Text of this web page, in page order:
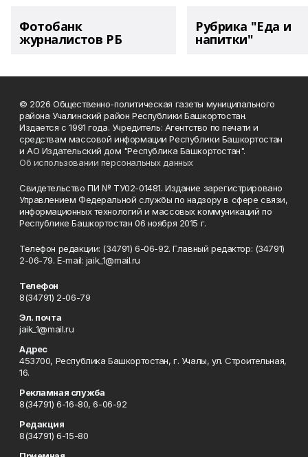
Фотобанк
журналистов РБ
Рубрика "Еда и
напитки"
© 2026 Общественно-политическая газеты муниципального
района Учалинский район Республики Башкортостан.
Издается с 1991 года. Учредитель: Агентство по печати и
средствам массовой информации Республики Башкортостан
и АО Издательский дом "Республика Башкортостан".
Об использовании персональных данных
Свидетельство ПИ № ТУ02-01481. Издание зарегистрировано
Управлением Федеральной службы по надзору в сфере связи,
информационных технологий и массовых коммуникаций по
Республике Башкортостан 06 ноября 2015 г.
Телефон редакции: (34791) 6-06-92. Главный редактор: (34791)
2-06-79. Е-mаil: jaik_1@mail.ru
Телефон
8(34791) 2-06-79
Эл. почта
jaik_1@mail.ru
Адрес
453700, Республика Башкортостан, г. Учалы, ул. Строительная,
16.
Рекламная служба
8(34791) 6-16-80, 6-06-92
Редакция
8(34791) 6-15-80